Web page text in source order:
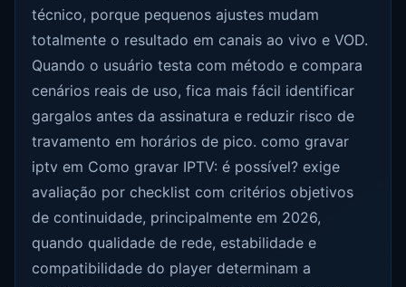
técnico, porque pequenos ajustes mudam
totalmente o resultado em canais ao vivo e VOD.
Quando o usuário testa com método e compara
cenários reais de uso, fica mais fácil identificar
gargalos antes da assinatura e reduzir risco de
travamento em horários de pico. como gravar
iptv em Como gravar IPTV: é possível? exige
avaliação por checklist com critérios objetivos
de continuidade, principalmente em 2026,
quando qualidade de rede, estabilidade e
compatibilidade do player determinam a